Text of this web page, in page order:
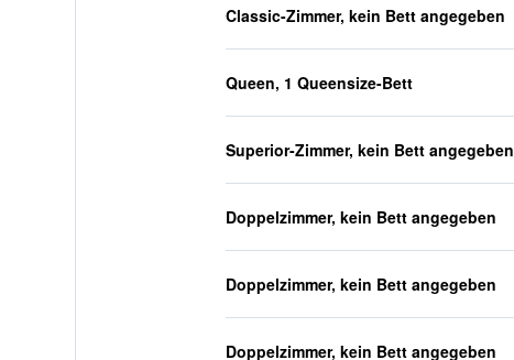
Classic-Zimmer, kein Bett angegeben
Queen, 1 Queensize-Bett
Superior-Zimmer, kein Bett angegeben
Doppelzimmer, kein Bett angegeben
Doppelzimmer, kein Bett angegeben
Doppelzimmer, kein Bett angegeben